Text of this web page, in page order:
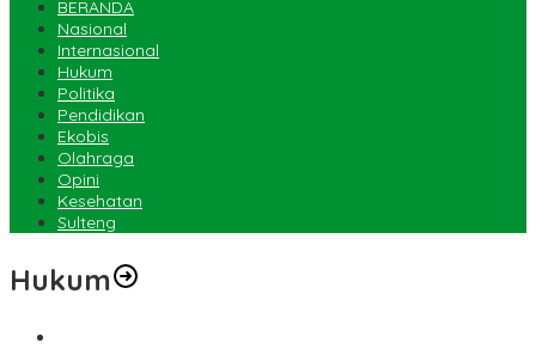
BERANDA
Nasional
Internasional
Hukum
Politika
Pendidikan
Ekobis
Olahraga
Opini
Kesehatan
Sulteng
Hukum